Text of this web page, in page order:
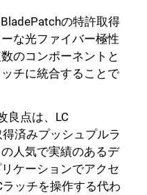
の特許取得
な光ファイバー極性
のコンポーネントと
チに統合することで
良点は、LC
済みプッシュプルラ
人気で実績のあるデ
ケーションでアクセ
ッチを操作する代わ